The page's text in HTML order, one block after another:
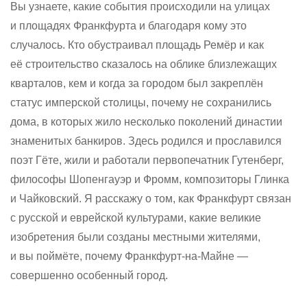
Вы узнаете, какие события происходили на улицах
и площадях Франкфурта и благодаря кому это
случалось. Кто обустраивал площадь Ремёр и как
её строительство сказалось на облике близлежащих
кварталов, кем и когда за городом был закреплён
статус имперской столицы, почему не сохранились
дома, в которых жило несколько поколений династии
знаменитых банкиров. Здесь родился и прославился
поэт Гёте, жили и работали первопечатник Гутенберг,
философы Шопенгауэр и Фромм, композиторы Глинка
и Чайковский. Я расскажу о том, как Франкфурт связан
с русской и еврейской культурами, какие великие
изобретения были созданы местными жителями,
и вы поймёте, почему Франкфурт-на-Майне —
совершенно особенный город.